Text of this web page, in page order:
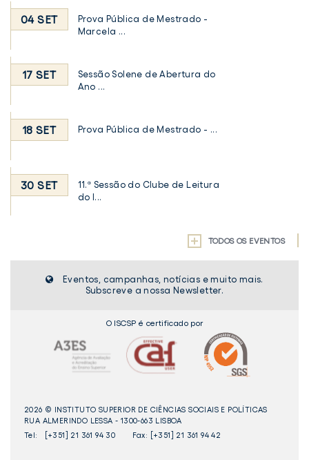
04 SET
Prova Pública de Mestrado -
Marcela ...
17 SET
Sessão Solene de Abertura do
Ano ...
18 SET Prova Pública de Mestrado - ...
30 SET
11.ª Sessão do Clube de Leitura
do I...
TODOS OS EVENTOS
Eventos, campanhas, notícias e muito mais.
Subscreve a nossa Newsletter.
O ISCSP é certificado por
2026 © INSTITUTO SUPERIOR DE CIÊNCIAS SOCIAIS E POLÍTICAS
RUA ALMERINDO LESSA - 1300-663 LISBOA
Tel:
[+351] 21 361 94 30 Fax: [+351] 21 361 94 42